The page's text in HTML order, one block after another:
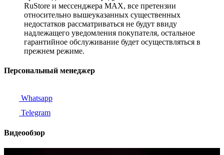
RuStore и мессенджера MAX, все претензии
относительно вышеуказанных существенных
недостатков рассматриваться не будут ввиду
надлежащего уведомления покупателя, остальное
гарантийное обслуживание будет осуществляться в
прежнем режиме.
Персональный менеджер
Whatsapp
Telegram
Видеообзор